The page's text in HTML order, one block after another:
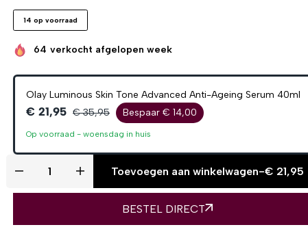
14 op voorraad
64 verkocht afgelopen week
Olay Luminous Skin Tone Advanced Anti-Ageing Serum 40ml
€ 21,95 € 35,95 Bespaar € 14,00
Op voorraad - woensdag in huis
Toevoegen aan winkelwagen-€ 21,95
BESTEL DIRECT